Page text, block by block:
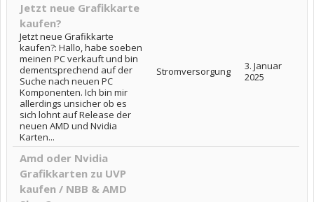
Jetzt neue Grafikkarte
kaufen?
Jetzt neue Grafikkarte
kaufen?: Hallo, habe soeben
meinen PC verkauft und bin
dementsprechend auf der
Suche nach neuen PC
Komponenten. Ich bin mir
allerdings unsicher ob es
sich lohnt auf Release der
neuen AMD und Nvidia
Karten...
Stromversorgung
3. Januar
2025
Amd oder Nvidia
Grafikkarten zu UVP
kaufen / NBB & AMD